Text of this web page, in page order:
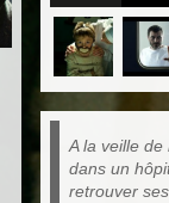
A la veille
dans un
retrouver